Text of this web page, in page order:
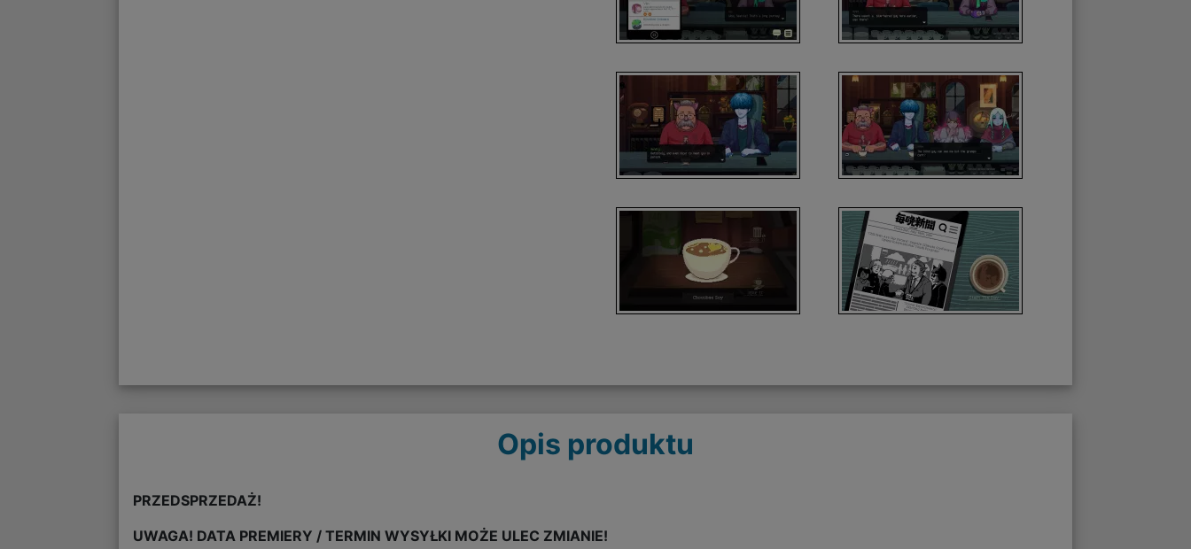
Opis produktu
PRZEDSPRZEDAŻ!
UWAGA! DATA PREMIERY / TERMIN WYSYŁKI MOŻE ULEC ZMIANIE!